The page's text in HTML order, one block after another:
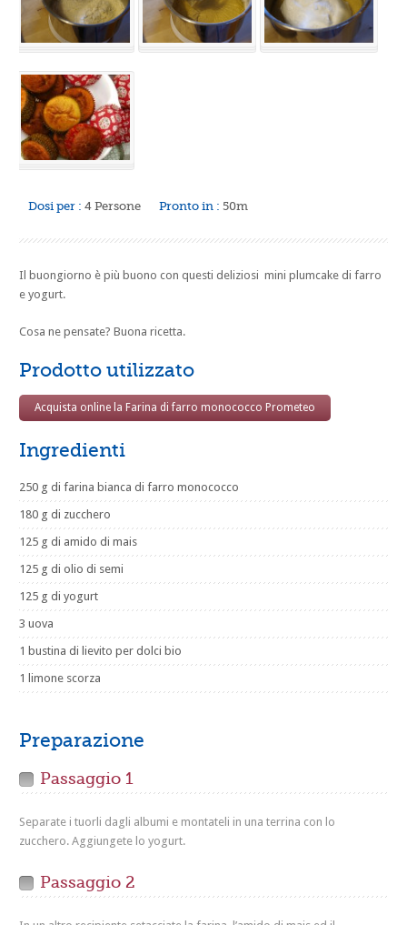
Dosi per : 4 Persone Pronto in : 50m
Il buongiorno è più buono con questi deliziosi mini plumcake di farro
e yogurt.
Cosa ne pensate? Buona ricetta.
Prodotto utilizzato
Acquista online la Farina di farro monococco Prometeo
Ingredienti
250 g di farina bianca di farro monococco
180 g di zucchero
125 g di amido di mais
125 g di olio di semi
125 g di yogurt
3 uova
1 bustina di lievito per dolci bio
1 limone scorza
Preparazione
Passaggio 1
Separate i tuorli dagli albumi e montateli in una terrina con lo
zucchero. Aggiungete lo yogurt.
Passaggio 2